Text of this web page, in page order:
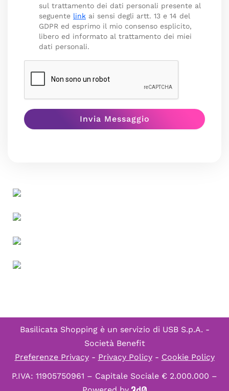
sul trattamento dei dati personali presente al
seguente link ai sensi degli artt. 13 e 14 del
GDPR ed esprimo il mio consenso esplicito,
libero ed informato al trattamento dei miei
dati personali.
Basilicata Shopping è un servizio di USB S.p.A. -
Società Benefit
Preferenze Privacy- Privacy Policy- Cookie Policy
P.IVA: 11905750961 – Capitale Sociale € 2.000.000 –